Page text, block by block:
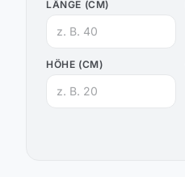
LÄNGE (CM)
HÖHE (CM)